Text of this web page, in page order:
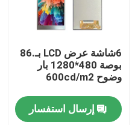
6شاشة عرض LCD بـ.86
بوصة 480*1280 بار
وضوح 600cd/m2
إرسال استفسار